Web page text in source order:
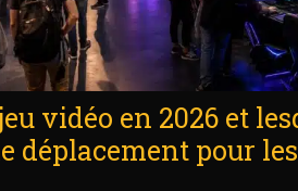
vidéo en 2026 et
déplacement pour